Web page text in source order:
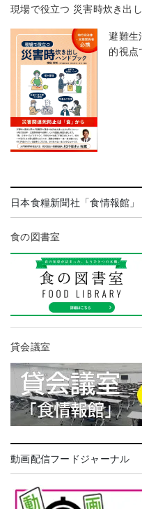
現場で役立つ 災害時炊き出
避難生
的視点
日本食糧新聞社「食情報館」
食の図書室
貸会議室
動画配信フードジャーナル